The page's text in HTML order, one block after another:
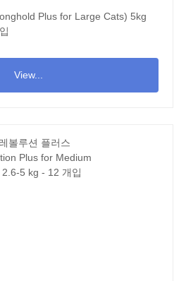
Plus for Large Cats) 5kg
View...